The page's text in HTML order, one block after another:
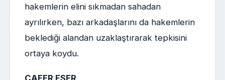
hakemlerin elini sıkmadan sahadan
ayrılırken, bazı arkadaşlarını da hakemlerin
beklediği alandan uzaklaştırarak tepkisini
ortaya koydu.
CAFER ESER